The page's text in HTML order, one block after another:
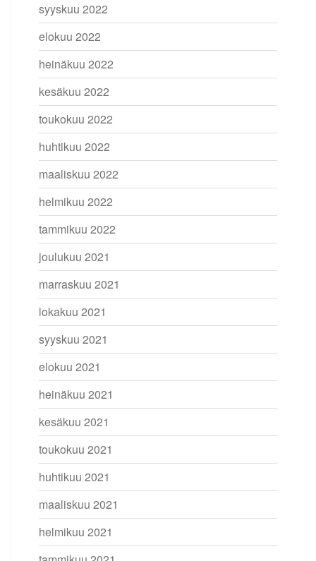
syyskuu 2022
elokuu 2022
heinäkuu 2022
kesäkuu 2022
toukokuu 2022
huhtikuu 2022
maaliskuu 2022
helmikuu 2022
tammikuu 2022
joulukuu 2021
marraskuu 2021
lokakuu 2021
syyskuu 2021
elokuu 2021
heinäkuu 2021
kesäkuu 2021
toukokuu 2021
huhtikuu 2021
maaliskuu 2021
helmikuu 2021